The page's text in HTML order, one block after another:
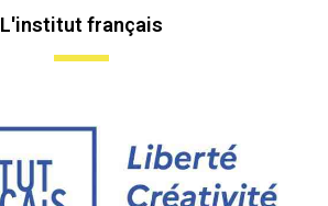
L'institut français